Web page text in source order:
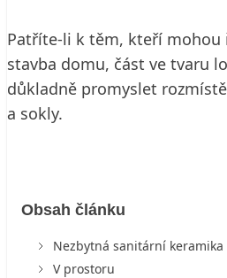
Patříte-li k těm, kteří mohou
stavba domu, část ve tvaru
důkladně promyslet
a sokly.
Obsah článku
Nezbytná sanitární keramika
V prostoru